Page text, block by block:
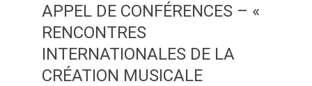
INDEX
AUTEUR·RICE·S
MOTS CLÉS
APPEL DE CONFÉRENCES – «
RENCONTRES
INTERNATIONALES DE LA
CRÉATION MUSICALE